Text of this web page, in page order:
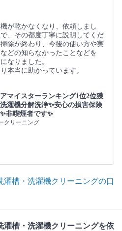
が乾かなくなり、依頼しまし
、その都度丁寧に説明してくだ
除が終わり、今後の使い方や実
どの知らなかったことなどを
なりました。
本当に助かっています。
マイスターランキング1位2位獲
濯機分解洗浄✨安心の損害保険
非喫煙者です✨
クリーニング
濯槽・洗濯機クリーニングの口
濯槽・洗濯機クリーニングを依